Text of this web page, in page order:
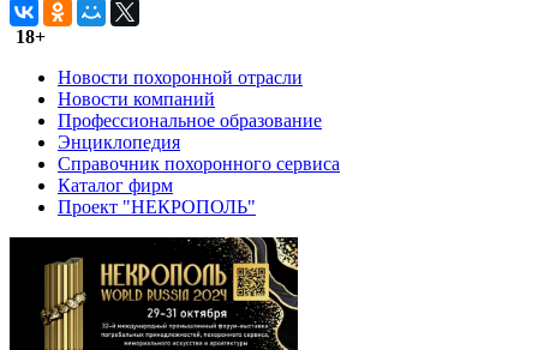
18+
Новости похоронной отрасли
Новости компаний
Профессиональное образование
Энциклопедия
Справочник похоронного сервиса
Каталог фирм
Проект "НЕКРОПОЛЬ"